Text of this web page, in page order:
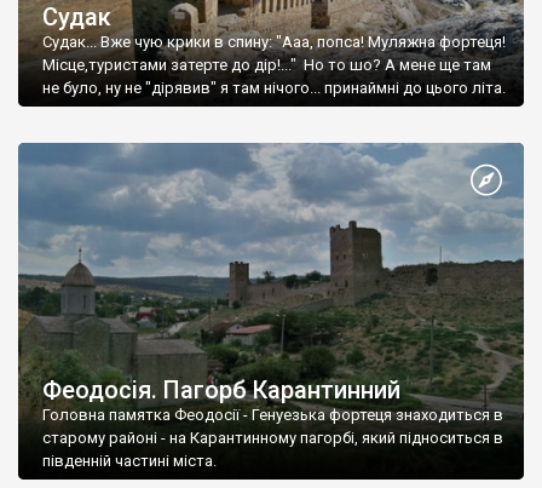
Судак
Судак... Вже чую крики в спину: "Ааа, попса! Муляжна фортеця!
Місце,туристами затерте до дір!..." Но то шо? А мене ще там
не було, ну не "дірявив" я там нічого... принаймні до цього літа.
Феодосія. Пагорб Карантинний
Головна памятка Феодосії - Генуезька фортеця знаходиться в
старому районі - на Карантинному пагорбі, який підноситься в
південній частині міста.